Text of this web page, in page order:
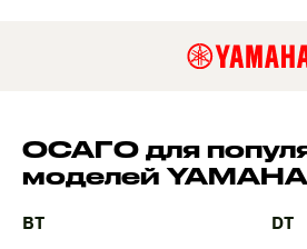
ОСАГО для
моделей YAMAHA
BT
DT